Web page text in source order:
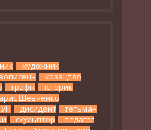
художник
козацтво
графік
історик
Шевченко
дисидент
гетьман
скульптор
педагог